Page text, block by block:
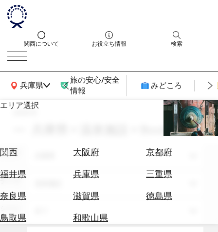
関西について お役立ち情報 検索
兵庫県
関西広域MAP
旅の安心/安全
情報
みどころ
エリア選択
関西 大阪府
京都府
福井県
兵庫県
三重県
奈良県
滋賀県
徳島県
鳥取県
和歌山県
エ
券
テ
を
search
兵庫県 × 温泉施設 × Book Now
エリア
テーマ